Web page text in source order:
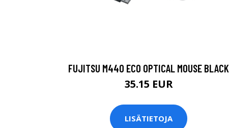
FUJITSU M440 ECO OPTICAL MOUSE BLACK
35.15 EUR
LISÄTIETOJA